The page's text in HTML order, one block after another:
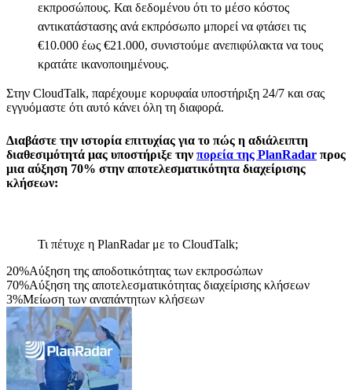
εκπροσώπους. Και δεδομένου ότι το μέσο κόστος
αντικατάστασης ανά εκπρόσωπο μπορεί να φτάσει τις
€10.000 έως €21.000, συνιστούμε ανεπιφύλακτα να τους
κρατάτε ικανοποιημένους.
Στην CloudTalk, παρέχουμε κορυφαία υποστήριξη 24/7 και σας
εγγυόμαστε ότι αυτό κάνει όλη τη διαφορά.
Διαβάστε την ιστορία επιτυχίας για το πώς η αδιάλειπτη
διαθεσιμότητά μας υποστήριξε την πορεία της PlanRadar προς
μια αύξηση 70% στην αποτελεσματικότητα διαχείρισης
κλήσεων:
Τι πέτυχε η PlanRadar με το CloudTalk;
20%Αύξηση της αποδοτικότητας των εκπροσώπων
70%Αύξηση της αποτελεσματικότητας διαχείρισης κλήσεων
3%Μείωση των αναπάντητων κλήσεων